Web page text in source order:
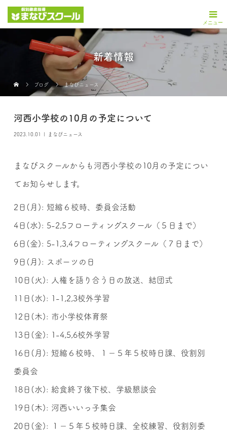
新着情報
ブログ まなびニュース
河西小学校の10月の予定について
2023.10.01 まなびニュース
まなびスクールからも河西小学校の10月の予定につい
てお知らせします。
2日(月): 短縮６校時、委員会活動
4日(水): 5-2,5フローティングスクール（５日まで）
6日(金): 5-1,3,4フローティングスクール（７日まで）
9日(月): スポーツの日
10日(火): 人権を語り合う日の放送、結団式
11日(水): 1-1,2,3校外学習
12日(木): 市小学校体育祭
13日(金): 1-4,5,6校外学習
16日(月): 短縮６校時、１−５年５校時日課、役割別
委員会
18日(水): 給食終了後下校、学級懇談会
19日(木): 河西いいっ子集会
20日(金): １−５年５校時日課、全校練習、役割別委